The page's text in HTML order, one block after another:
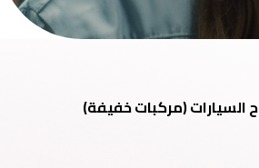
السيارات (مركبات خفيفة)